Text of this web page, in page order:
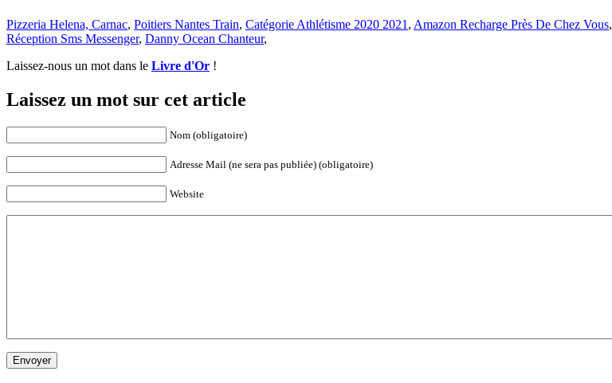
Pizzeria Helena, Carnac, Poitiers Nantes Train, Catégorie Athlétisme 2020 2021 , Amazon Recharge Près De Chez Vous,
Réception Sms Messenger, Danny Ocean Chanteur,
Laissez-nous un mot dans le Livre d'Or !
Laissez un mot sur cet article
Nom (obligatoire)
Adresse Mail (ne sera pas publiée) (obligatoire)
Website
Envoyer